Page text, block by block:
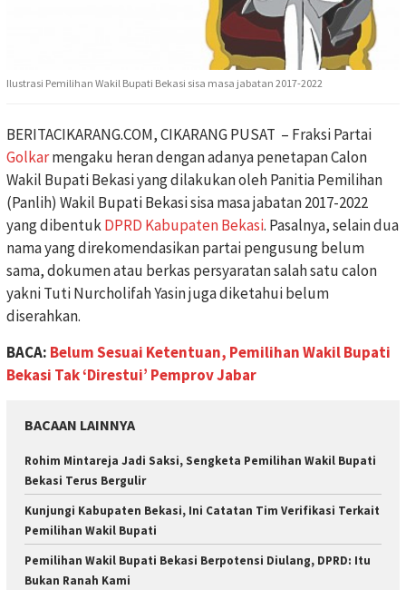
Ilustrasi Pemilihan Wakil Bupati Bekasi sisa masa jabatan 2017-2022
BERITACIKARANG.COM, CIKARANG PUSAT – Fraksi Partai
Golkarmengaku heran dengan adanya penetapan Calon
Wakil Bupati Bekasi yang dilakukan oleh Panitia Pemilihan
(Panlih) Wakil Bupati Bekasi sisa masa jabatan 2017-2022
yang dibentukDPRD Kabupaten Bekasi. Pasalnya, selain dua
nama yang direkomendasikan partai pengusung belum
sama, dokumen atau berkas persyaratan salah satu calon
yakni Tuti Nurcholifah Yasin juga diketahui belum
diserahkan.
BACA: Belum Sesuai Ketentuan, Pemilihan Wakil Bupati
Bekasi Tak ‘Direstui’ Pemprov Jabar
BACAAN LAINNYA
Rohim Mintareja Jadi Saksi, Sengketa Pemilihan Wakil Bupati
Bekasi Terus Bergulir
Kunjungi Kabupaten Bekasi, Ini Catatan Tim Verifikasi Terkait
Pemilihan Wakil Bupati
Pemilihan Wakil Bupati Bekasi Berpotensi Diulang, DPRD: Itu
Bukan Ranah Kami